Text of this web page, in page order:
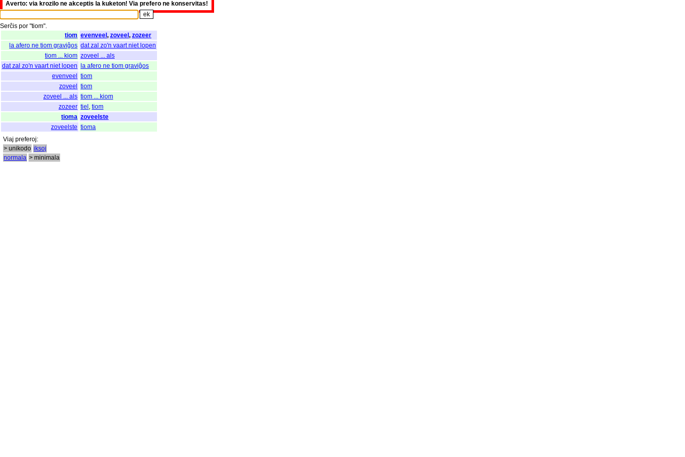
Averto: via krozilo ne akceptis la kuketon! Via prefero ne konservitas!
Serĉis por "tiom".
tiom evenveel, zoveel, zozeer
la afero ne tiom graviĝos dat zal zo'n vaart niet lopen
tiom ... kiom zoveel ... als
dat zal zo'n vaart niet lopen la afero ne tiom graviĝos
evenveel tiom
zoveel tiom
zoveel ... als tiom ... kiom
zozeer tiel tiom
tioma zoveelste
zoveelste tioma
Viaj preferoj:
> unikodo iksoj
normala > minimala